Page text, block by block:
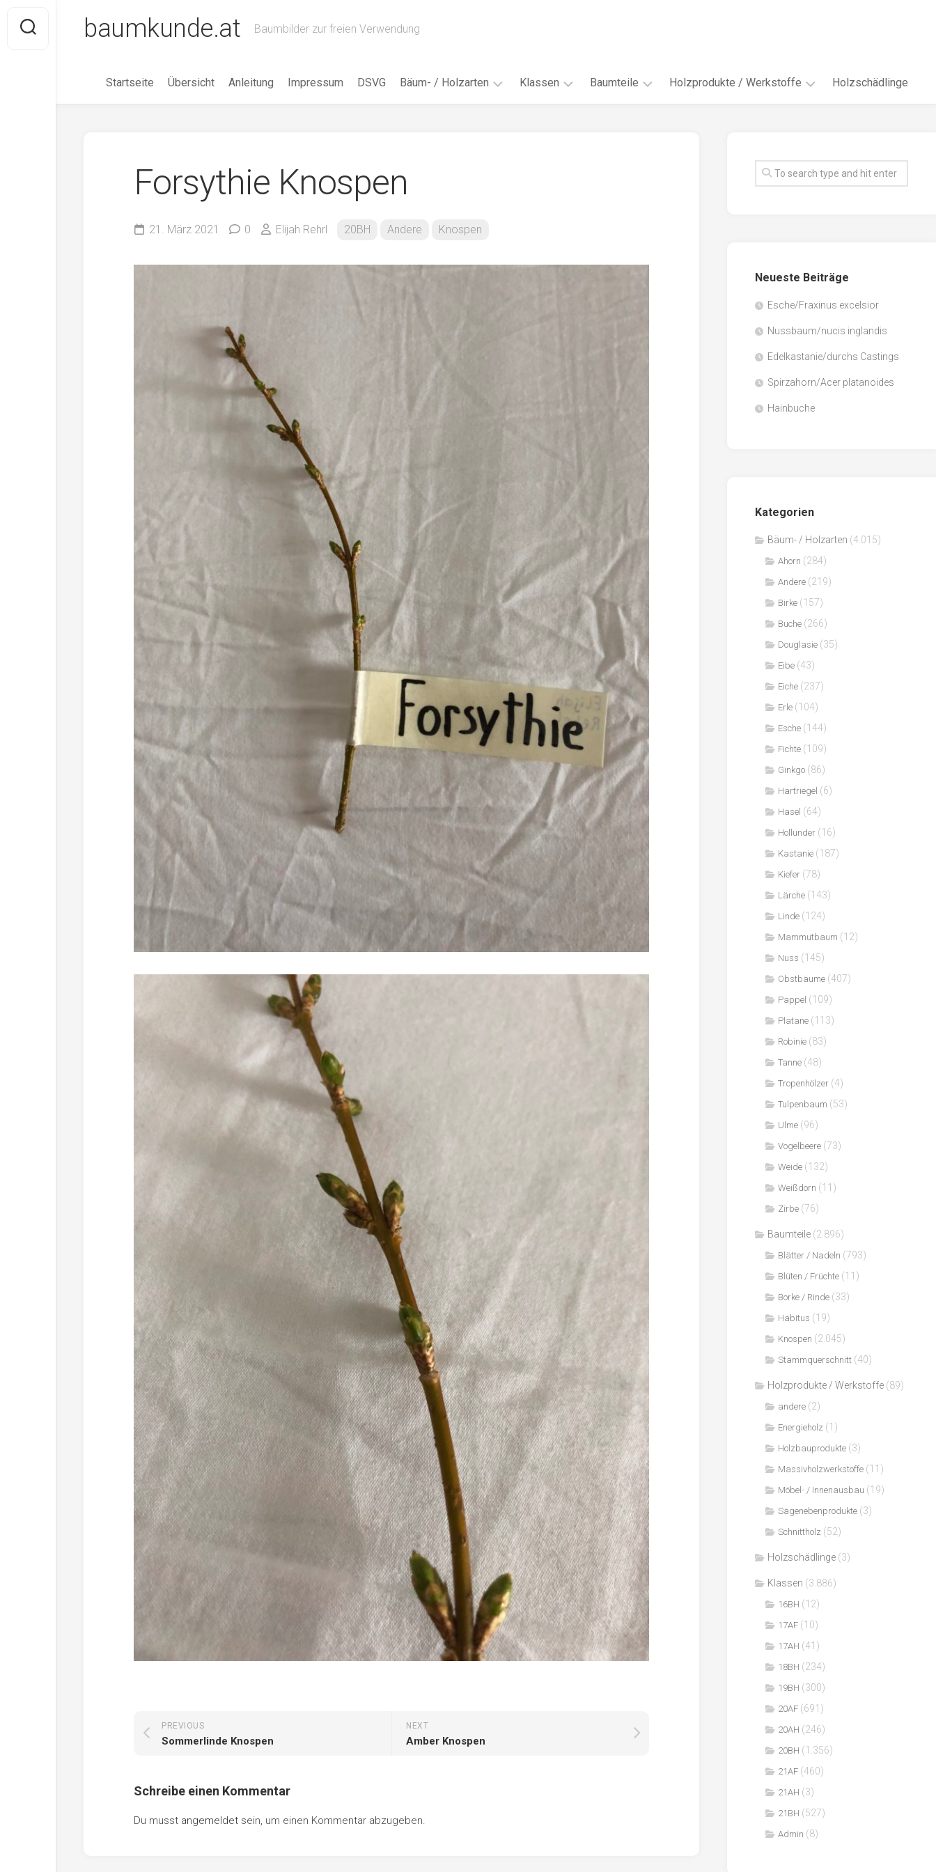
content
baumkunde.at Baumbilder zur freien Verwendung
Startseite Übersicht Anleitung Impressum DSVG Bäum- / Holzarten
Eibe
Lärche
Nuss
Robinie
Tulpenbaum
Ulme
Weide
Weißdorn
Andere
Klassen
18AH
Baumteile Holzprodukte / Werkstoffe
Faserwerkstoffe
Sägenebenprodukte
Holzschädlinge
Forsythie Knospen
21. März 2021 0 Elijah Rehrl 20BH Andere Knospen
NEXT
Amber Knospen
PREVIOUS
Sommerlinde Knospen
Schreibe einen Kommentar
Du musst angemeldet sein, um einen Kommentar abzugeben.
Neueste Beiträge
Esche/Fraxinus excelsior
Nussbaum/nucis inglandis
Edelkastanie/durchs Castings
Spirzahorn/Acer platanoides
Hainbuche
Kategorien
Bäum- / Holzarten (4.015)
Ahorn (284)
Andere (219)
Birke (157)
Buche (266)
Douglasie (35)
Eibe (43)
Eiche (237)
Erle (104)
Esche (144)
Fichte (109)
Ginkgo (86)
Hartriegel (6)
Hasel (64)
Hollunder (16)
Kastanie (187)
Kiefer (78)
Lärche (143)
Linde (124)
Mammutbaum (12)
Nuss (145)
Obstbäume (407)
Pappel (109)
Platane (113)
Robinie (83)
Tanne (48)
Tropenhölzer (4)
Tulpenbaum (53)
Ulme (96)
Vogelbeere (73)
Weide (132)
Weißdorn (11)
Zirbe (76)
Baumteile (2.896)
Blätter / Nadeln (793)
Blüten / Früchte (11)
Borke / Rinde (33)
Habitus (19)
Knospen (2.045)
Stammquerschnitt (40)
Holzprodukte / Werkstoffe (89)
andere (2)
Energieholz (1)
Holzbauprodukte (3)
Massivholzwerkstoffe (11)
Möbel- / Innenausbau (19)
Sägenebenprodukte (3)
Schnittholz (52)
Holzschädlinge (3)
Klassen (3.886)
16BH (12)
17AF (10)
17AH (41)
18BH (234)
19BH (300)
20AF (691)
20AH (246)
20BH (1.356)
21AF (460)
21AH (3)
21BH (527)
Admin (8)